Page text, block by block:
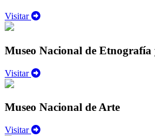
Visitar
Museo Nacional de
Visitar
Museo Nacional de Arte
Visitar